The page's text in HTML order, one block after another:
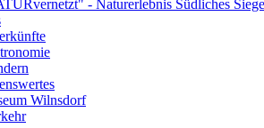
- Naturerlebnis Südliches
Wilnsdorf